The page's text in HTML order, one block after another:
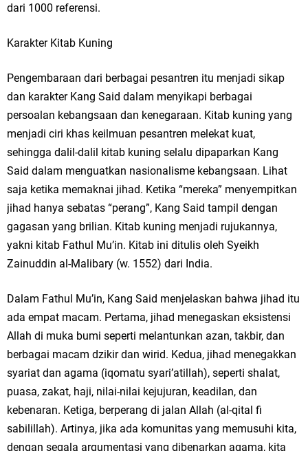
dari 1000 referensi.
Karakter Kitab Kuning
Pengembaraan dari berbagai pesantren itu menjadi sikap
dan karakter Kang Said dalam menyikapi berbagai
persoalan kebangsaan dan kenegaraan. Kitab kuning yang
menjadi ciri khas keilmuan pesantren melekat kuat,
sehingga dalil-dalil kitab kuning selalu dipaparkan Kang
Said dalam menguatkan nasionalisme kebangsaan. Lihat
saja ketika memaknai jihad. Ketika “mereka” menyempitkan
jihad hanya sebatas “perang”, Kang Said tampil dengan
gagasan yang brilian. Kitab kuning menjadi rujukannya,
yakni kitab Fathul Mu’in. Kitab ini ditulis oleh Syeikh
Zainuddin al-Malibary (w. 1552) dari India.
Dalam Fathul Mu’in, Kang Said menjelaskan bahwa jihad itu
ada empat macam. Pertama, jihad menegaskan eksistensi
Allah di muka bumi seperti melantunkan azan, takbir, dan
berbagai macam dzikir dan wirid. Kedua, jihad menegakkan
syariat dan agama (iqomatu syari’atillah), seperti shalat,
puasa, zakat, haji, nilai-nilai kejujuran, keadilan, dan
kebenaran. Ketiga, berperang di jalan Allah (al-qital fi
sabilillah). Artinya, jika ada komunitas yang memusuhi kita,
dengan segala argumentasi yang dibenarkan agama, kita